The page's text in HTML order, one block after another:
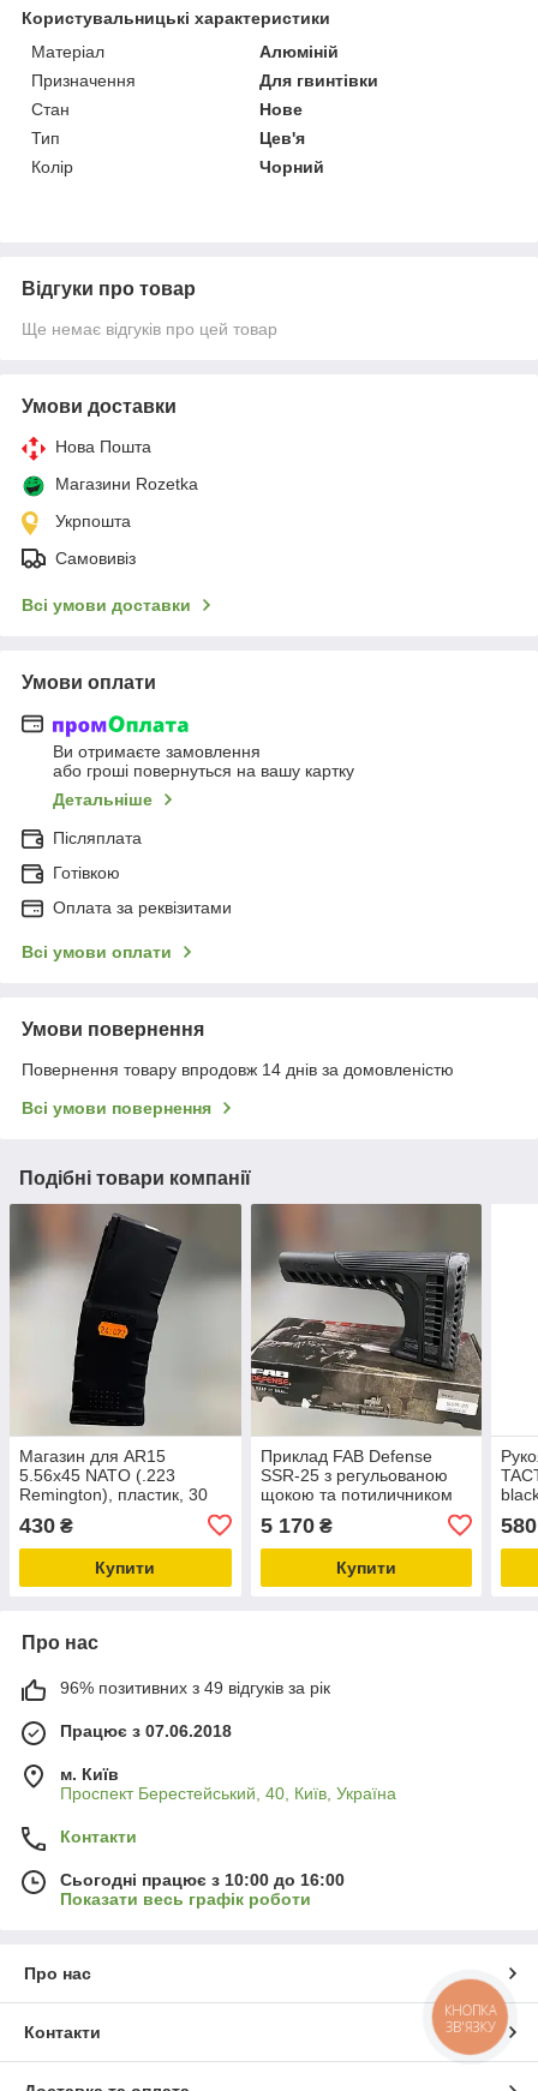
Користувальницькі характеристики
Матеріал
Алюміній
Призначення
Для гвинтівки
Стан
Нове
Тип
Цев'я
Колір
Чорний
Відгуки про товар
Ще немає відгуків про цей товар
Умови доставки
Нова Пошта
Магазини Rozetka
Укрпошта
Самовивіз
Всі умови доставки
Умови оплати
Ви отримаєте замовлення
або гроші повернуться на вашу картку
Детальніше
Післяплата
Готівкою
Оплата за реквізитами
Всі умови оплати
Умови повернення
Повернення товару впродовж 14 днів за домовленістю
Всі умови повернення
Подібні товари компанії
Магазин для AR15
5.56x45 NATO (.223
Remington), пластик, 30
патронів, колір – Чорний,
Україна
430 ₴
Купити
Приклад FAB Defense
SSR-25 з регульованою
щокою та потиличником
для AR15. Колір чорний
(fx-ssr25)
5 170₴
Купити
580
Про нас
96% позитивних з 49 відгуків за рік
Працює з 07.06.2018
м. Київ
Проспект Берестейський, 40, Київ, Україна
Контакти
Сьогодні працює з 10:00 до 16:00
Показати весь графік роботи
Про нас
Контакти
КНОПКА
ЗВ'ЯЗКУ